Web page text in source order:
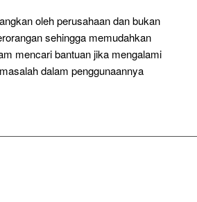
oleh perusahaan dan bukan
sehingga memudahkan
mencari bantuan jika mengalami
dalam penggunaannya